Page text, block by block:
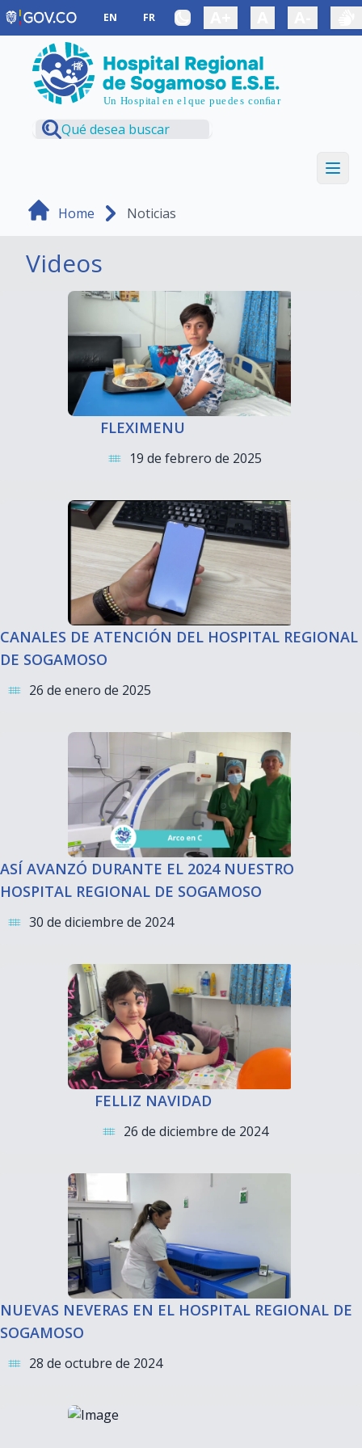
Saltar al contenido principal
EN FR
Home Noticias
Videos
FLEXIMENU
19 de febrero de 2025
CANALES DE ATENCIÓN DEL HOSPITAL REGIONAL
DE SOGAMOSO
26 de enero de 2025
ASÍ AVANZÓ DURANTE EL 2024 NUESTRO
HOSPITAL REGIONAL DE SOGAMOSO
30 de diciembre de 2024
FELLIZ NAVIDAD
26 de diciembre de 2024
NUEVAS NEVERAS EN EL HOSPITAL REGIONAL DE
SOGAMOSO
28 de octubre de 2024